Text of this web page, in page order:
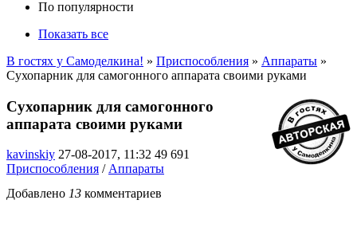
По популярности
Показать все
В гостях у Самоделкина! » Приспособления » Аппараты »
Сухопарник для самогонного аппарата своими руками
Сухопарник для самогонного
аппарата своими руками
kavinskiy 27-08-2017, 11:32 49 691
Приспособления /Аппараты
Добавлено 13 комментариев